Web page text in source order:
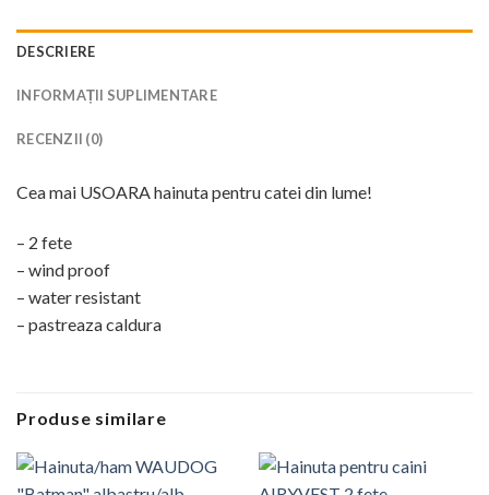
DESCRIERE
INFORMAȚII SUPLIMENTARE
RECENZII (0)
Cea mai USOARA hainuta pentru catei din lume!
– 2 fete
– wind proof
– water resistant
– pastreaza caldura
Produse similare